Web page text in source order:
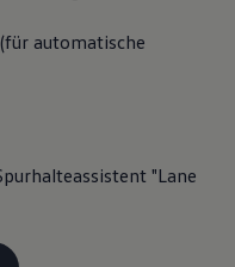
automatische
"Lane